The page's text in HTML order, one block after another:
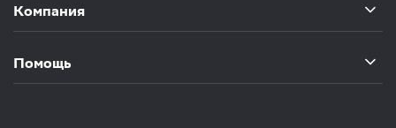
Компания
Помощь